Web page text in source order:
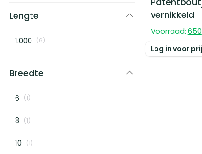
vernikkeld
Voorraad: 650
Log in voor
Lengte
1.000 (6)
Breedte
6 (1)
8 (1)
10 (1)